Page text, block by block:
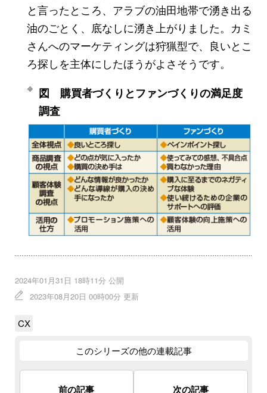
と言ったところ、アラブの油田地帯で湧き出る
油のごとく、底なしに湧き上がりました。カミ
さんへのマーケティングは狩猟型で、良いとこ
ろ探しを主体にしたほうがよさそうです。
図 購買者づくりとファンづくりの満足度
調査
2024年01月31日 18時11分 公開
2023年08月20日 00時00分 更新
CX
このシリーズの他の連載記事
前の記事 次の記事